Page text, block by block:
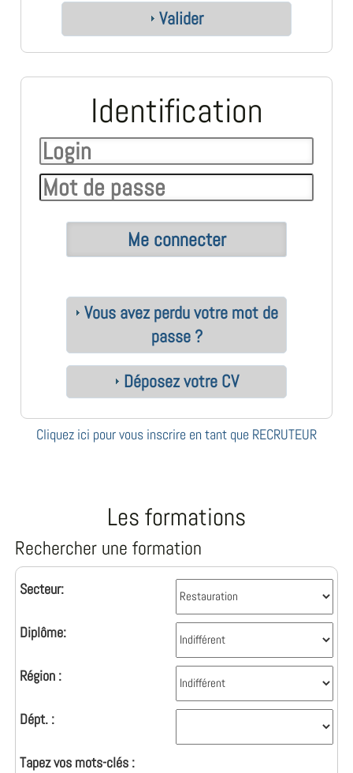
Valider
Identification
Vous avez perdu votre mot de
passe ?
Déposez votre CV
Cliquez ici pour vous inscrire en tant que RECRUTEUR
Les formations
Rechercher une formation
Secteur:
Diplôme:
Région :
Dépt. :
Tapez vos mots-clés :